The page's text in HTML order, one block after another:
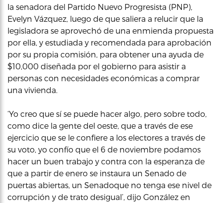
la senadora del Partido Nuevo Progresista (PNP),
Evelyn Vázquez, luego de que saliera a relucir que la
legisladora se aprovechó de una enmienda propuesta
por ella, y estudiada y recomendada para aprobación
por su propia comisión, para obtener una ayuda de
$10,000 diseñada por el gobierno para asistir a
personas con necesidades económicas a comprar
una vivienda.
‘Yo creo que sí se puede hacer algo, pero sobre todo,
como dice la gente del oeste, que a través de ese
ejercicio que se le confiere a los electores a través de
su voto, yo confío que el 6 de noviembre podamos
hacer un buen trabajo y contra con la esperanza de
que a partir de enero se instaura un Senado de
puertas abiertas, un Senadoque no tenga ese nivel de
corrupción y de trato desigual’, dijo González en